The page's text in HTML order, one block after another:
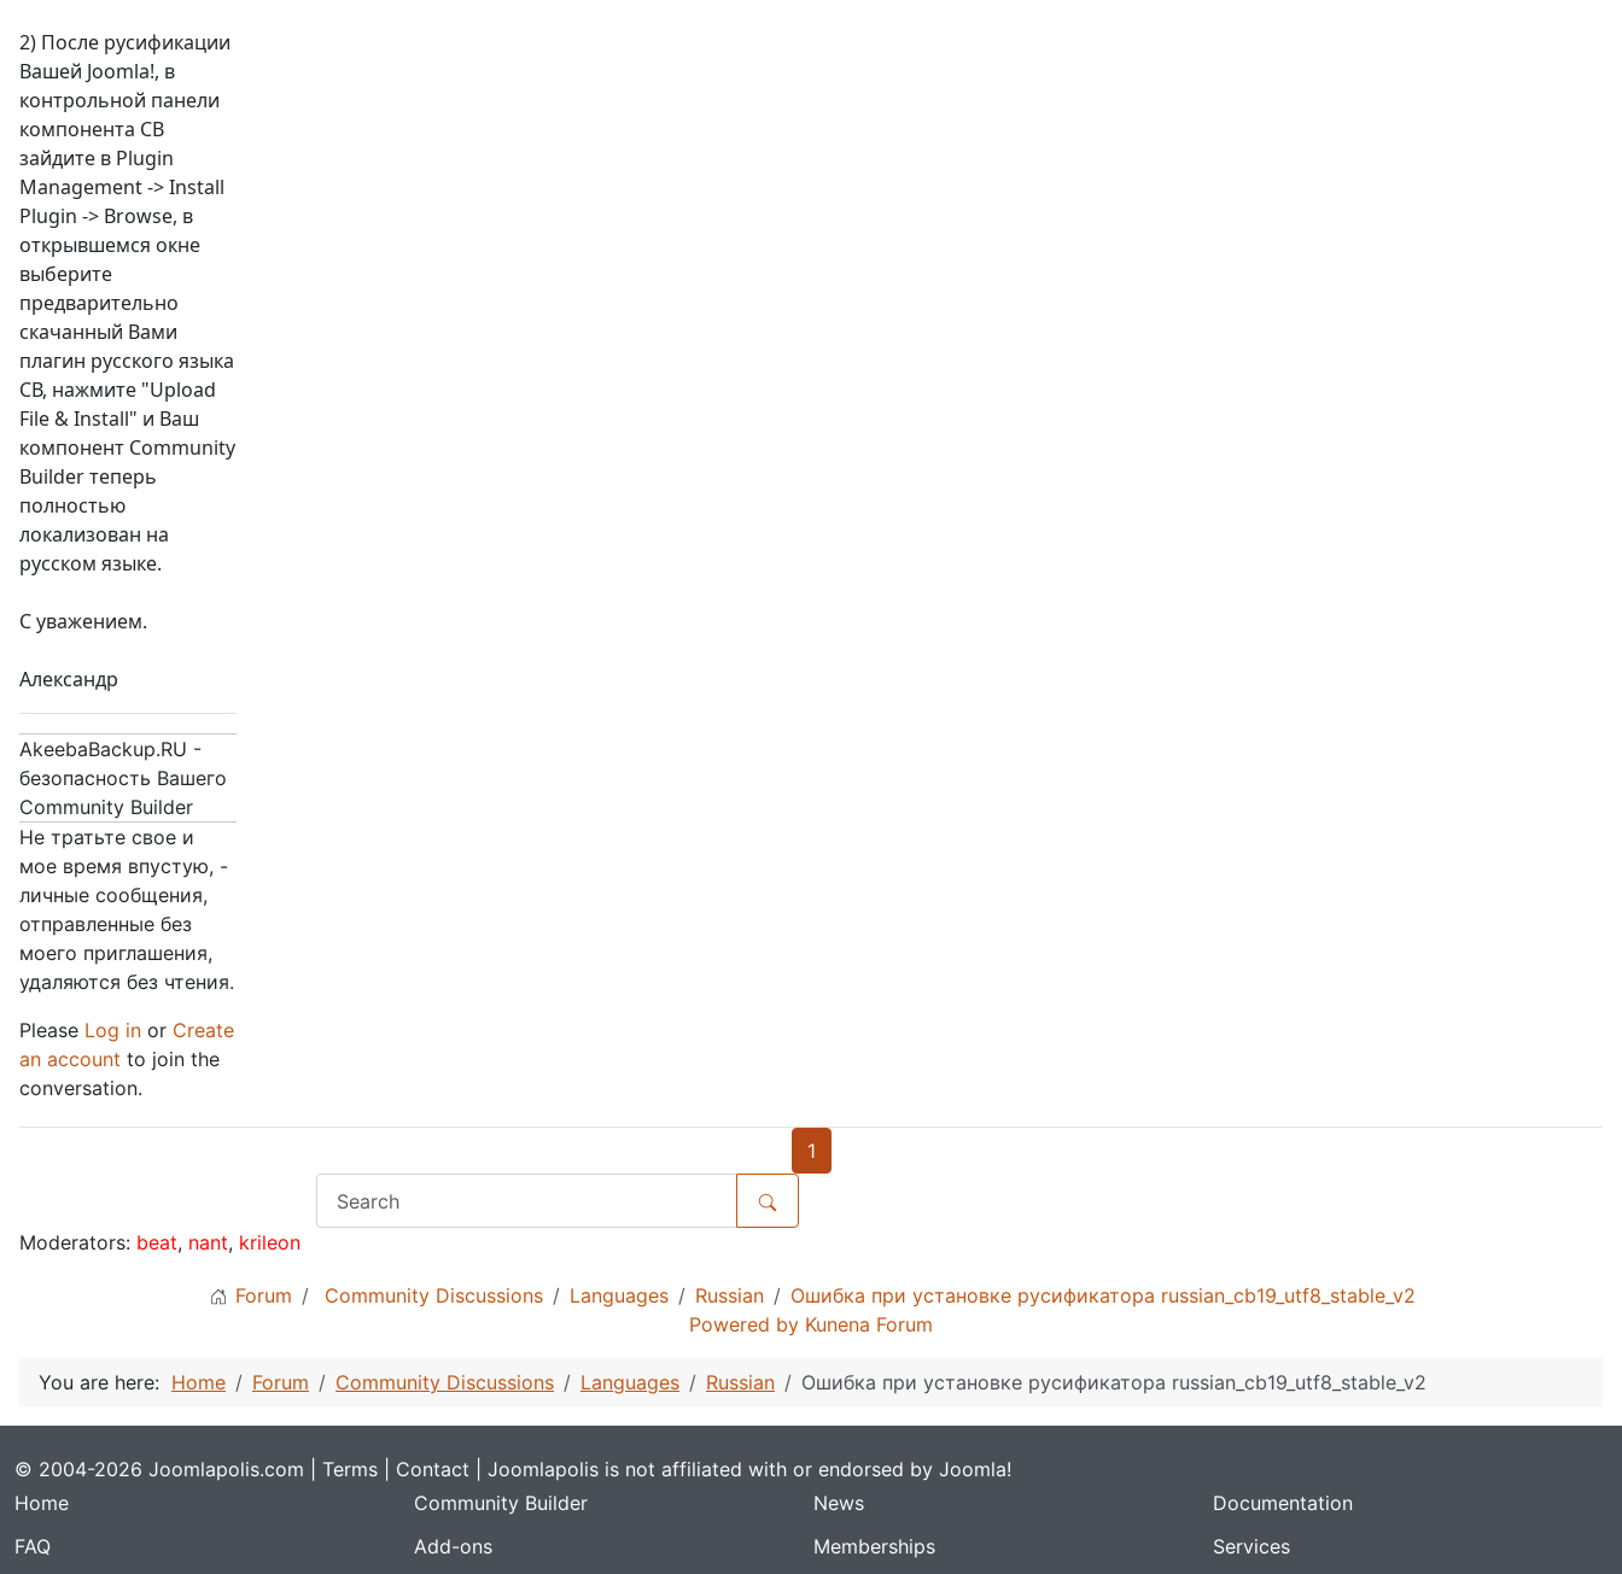
2) После русификации
Вашей Joomla!, в
контрольной панели
компонента СВ
зайдите в Plugin
Management -> Install
Plugin -> Browse, в
открывшемся окне
выберите
предварительно
скачанный Вами
плагин русского языка
СВ, нажмите "Upload
File & Install" и Ваш
компонент Сommunity
Вuilder теперь
полностью
локализован на
русском языке.
С уважением.
Александр
AkeebaBackup.RU -
безопасность Вашего
Community Builder
Не тратьте свое и
мое время впустую, -
личные сообщения,
отправленные без
моего приглашения,
удаляются без чтения.
Please Log in or Create
an account to join the
conversation.
1
Moderators: beat, nant, krileon
Forum Community Discussions Languages Russian
Ошибка при установке русификатора russian_cb19_utf8_stable_v2
Powered by Kunena Forum
You are here: Home Forum Community Discussions Languages Russian Ошибка при установке русификатора russian_cb19_utf8_stable_v2
© 2004-2026 Joomlapolis.com | Terms Contact | Joomlapolis is not affiliated with or endorsed by Joomla!
Home
Community Builder News
Documentation
FAQ
Add-ons Memberships Services